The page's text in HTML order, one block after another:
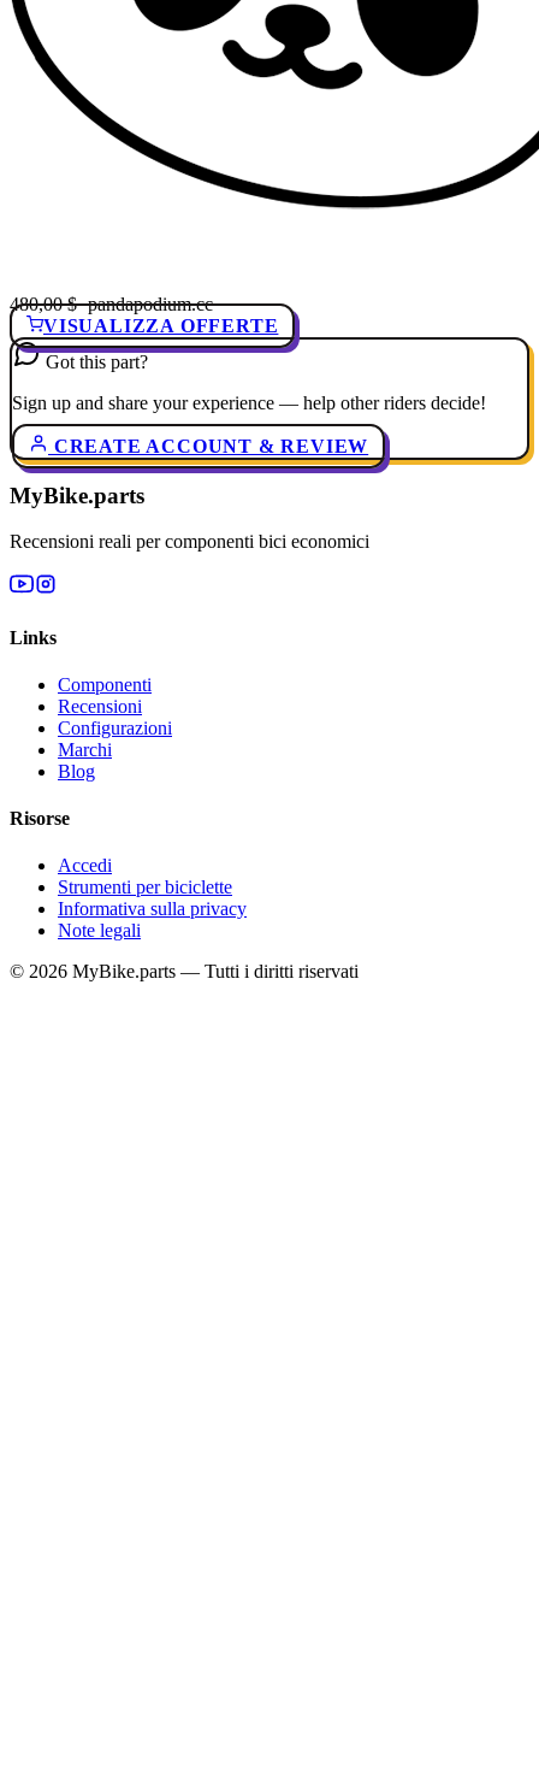
480,00 $· pandapodium.cc
VISUALIZZA OFFERTE
Got this part?
Sign up and share your experience — help other riders decide!
CREATE ACCOUNT & REVIEW
MyBike.parts
Recensioni reali per componenti bici economici
Links
Componenti
Recensioni
Configurazioni
Marchi
Blog
Risorse
Accedi
Strumenti per biciclette
Informativa sulla privacy
Note legali
© 2026 MyBike.parts — Tutti i diritti riservati